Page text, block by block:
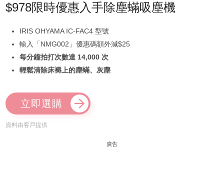
$978限時優惠入手除塵蟎吸塵機
IRIS OHYAMA IC-FAC4 型號
輸入「NMG002」優惠碼額外減$25
每分鐘拍打次數達 14,000 次
輕鬆清除床褥上的塵蟎、灰塵
立即選購
資料由客戶提供
廣告